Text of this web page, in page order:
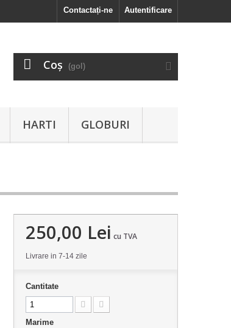
Autentificare
Contactați-ne
Coş (gol)
HARTI GLOBURI
250,00 Lei cu TVA
Livrare in 7-14 zile
Cantitate
Marime